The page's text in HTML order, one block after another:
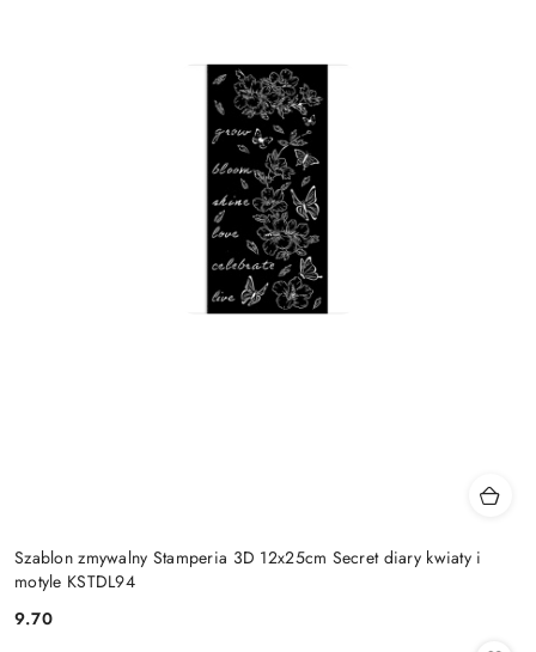
Szablon zmywalny Stamperia 3D 12x25cm Secret diary kwiaty i
motyle KSTDL94
Cena:
9.70